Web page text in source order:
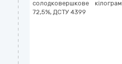
солодковершкове
72,5%, ДСТУ 4399
кілограм